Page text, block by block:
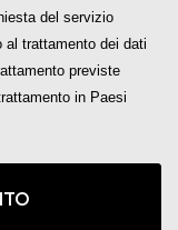
del servizio
al trattamento dei dati
previste
in Paesi